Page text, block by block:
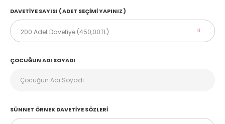
DAVETIYE SAYISI ( ADET SEÇIMI YAPINIZ )
ÇOCUĞUN ADI SOYADI
SÜNNET ÖRNEK DAVETIYE SÖZLERI